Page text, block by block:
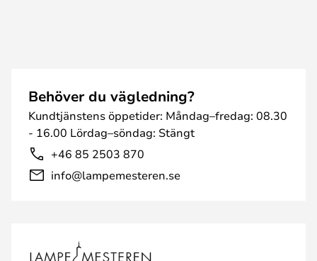
Behöver du vägledning?
Kundtjänstens öppetider: Måndag–fredag: 08.30
- 16.00 Lördag–söndag: Stängt
+46 85 2503 870
info@lampemesteren.se